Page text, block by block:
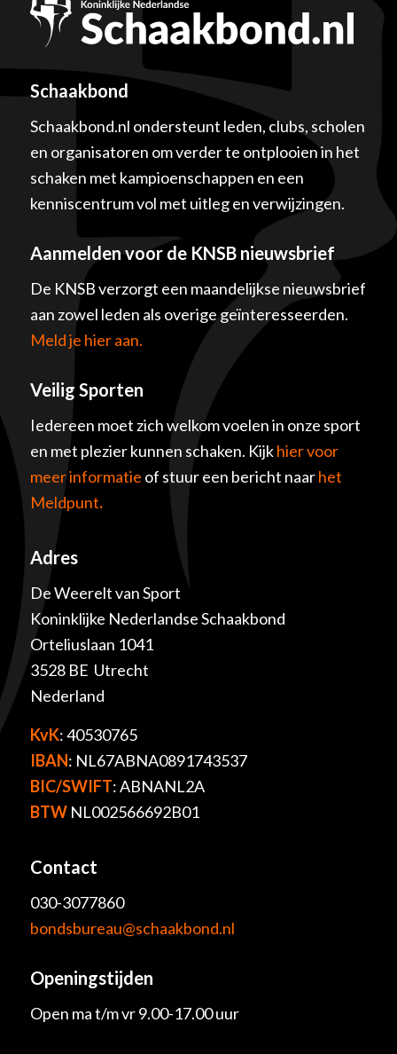
Schaakbond
Schaakbond.nl ondersteunt leden, clubs, scholen
en organisatoren om verder te ontplooien in het
schaken met kampioenschappen en een
kenniscentrum vol met uitleg en verwijzingen.
Aanmelden voor de KNSB nieuwsbrief
De KNSB verzorgt een maandelijkse nieuwsbrief
aan zowel leden als overige geïnteresseerden.
Meld je hier aan.
Veilig Sporten
Iedereen moet zich welkom voelen in onze sport
en met plezier kunnen schaken. Kijkhier voor
meer informatie of stuur een bericht naarhet
Meldpunt.
Adres
De Weerelt van Sport
Koninklijke Nederlandse Schaakbond
Orteliuslaan 1041
3528 BE Utrecht
Nederland
KvK: 40530765
IBAN: NL67ABNA0891743537
BIC/SWIFT: ABNANL2A
BTWNL002566692B01
Contact
030-3077860
bondsbureau@schaakbond.nl
Openingstijden
Open ma t/m vr 9.00-17.00 uur